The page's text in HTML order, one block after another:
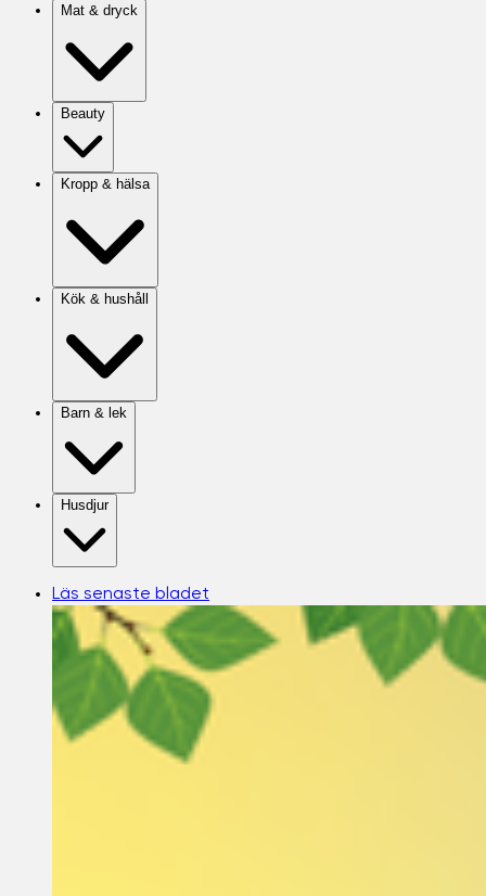
Mat & dryck
Beauty
Kropp & hälsa
Kök & hushåll
Barn & lek
Husdjur
Läs senaste bladet